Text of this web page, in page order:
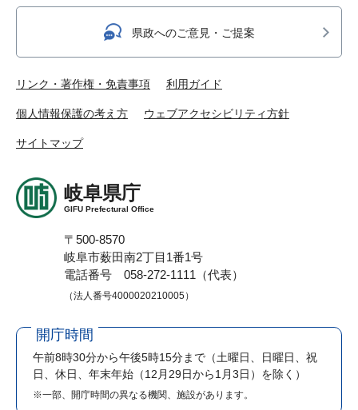
県政へのご意見・ご提案
リンク・著作権・免責事項 利用ガイド
個人情報保護の考え方 ウェブアクセシビリティ方針
サイトマップ
岐阜県庁
GIFU Prefectural Office
〒500-8570
岐阜市薮田南2丁目1番1号
電話番号 058-272-1111（代表）
（法人番号4000020210005）
開庁時間
午前8時30分から午後5時15分まで （土曜日、日曜日、祝
日、休日、年末年始（12月29日から1月3日）を除く）
※一部、開庁時間の異なる機関、施設があります。